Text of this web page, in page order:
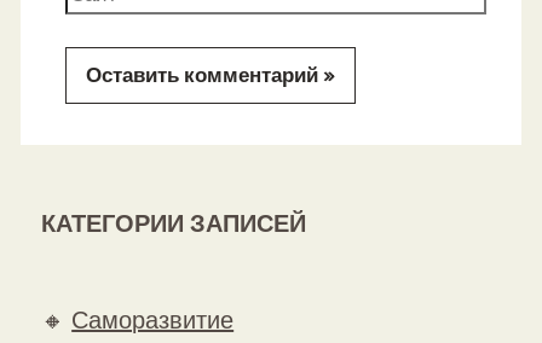
КАТЕГОРИИ ЗАПИСЕЙ
🔸 Саморазвитие